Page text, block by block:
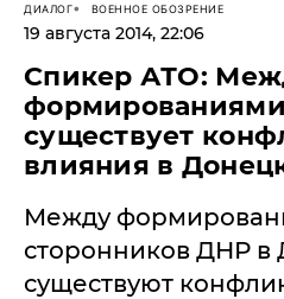
ДИАЛОГ ВОЕННОЕ ОБОЗРЕНИЕ
19 августа 2014, 22:06
Спикер АТО:
существует
влияния в
Между
сторонников ДНР в
существуют